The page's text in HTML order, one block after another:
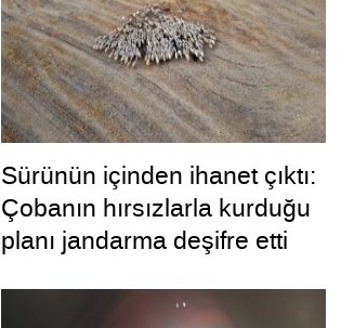
Sürünün içinden ihanet çıktı:
Çobanın hırsızlarla kurduğu
planı jandarma deşifre etti